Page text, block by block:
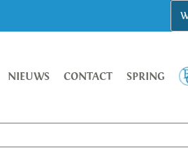
NIEUWS CONTACT SPRING